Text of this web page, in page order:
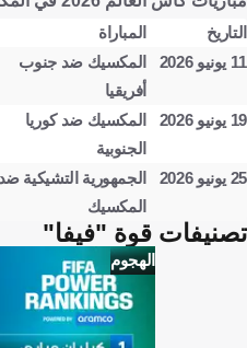
التاريخ
المباراة
11 يونيو 2026
المكسيك ضد جنوب
أفريقيا
19 يونيو 2026
المكسيك ضد كوريا
الجنوبية
25 يونيو 2026
الجمهورية التشيكية ضد
المكسيك
تصنيفات قوة "فيفا"
الهجوم